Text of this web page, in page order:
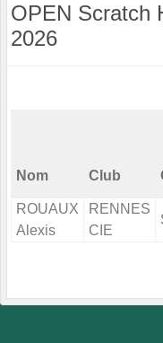
OPEN Scratch
2026
Nom Club
ROUAUX
Alexis
RENNES
CIE